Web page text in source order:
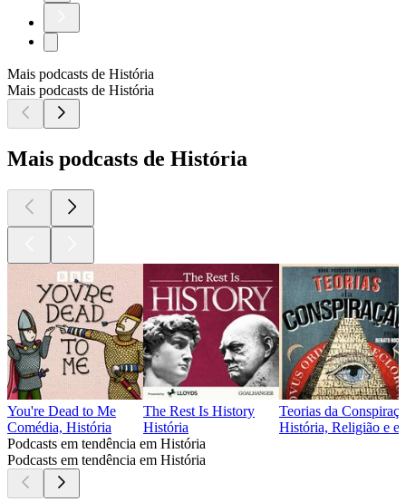
Mais podcasts de História
Mais podcasts de História
Mais podcasts de História
You're Dead to Me
Comédia, História
The Rest Is History
História
Teorias da
História, Religião e
Podcasts em tendência em História
Podcasts em tendência em História